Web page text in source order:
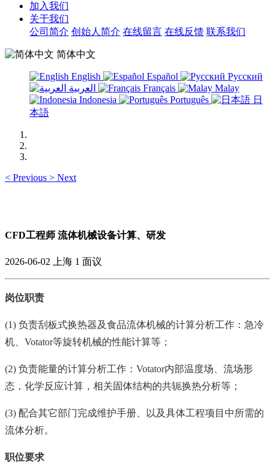
加入我们
关于我们
公司简介 创始人简介 在线留言 在线反馈 联系我们
简体中文
English Español
Русский
Français
Malay
Indonesia
Português
日
本語
< Previous > Next
CFD工程师 流体机械设备计算、研发
2026-06-02 上海 1 面议
岗位职责
(1) 负责刮板式换热器及食品流体机械的计算分析工作：急冷
机、Votator等旋转机械的性能计算等；
(2) 负责能量的计算分析工作：Votator内部温度场、流场形
态，化学反应计算，相关固体结构的共轭换热分析等；
(3) 配合其它部门完成维护手册、以及具体工程项目中所需的
流体分析。
职位要求